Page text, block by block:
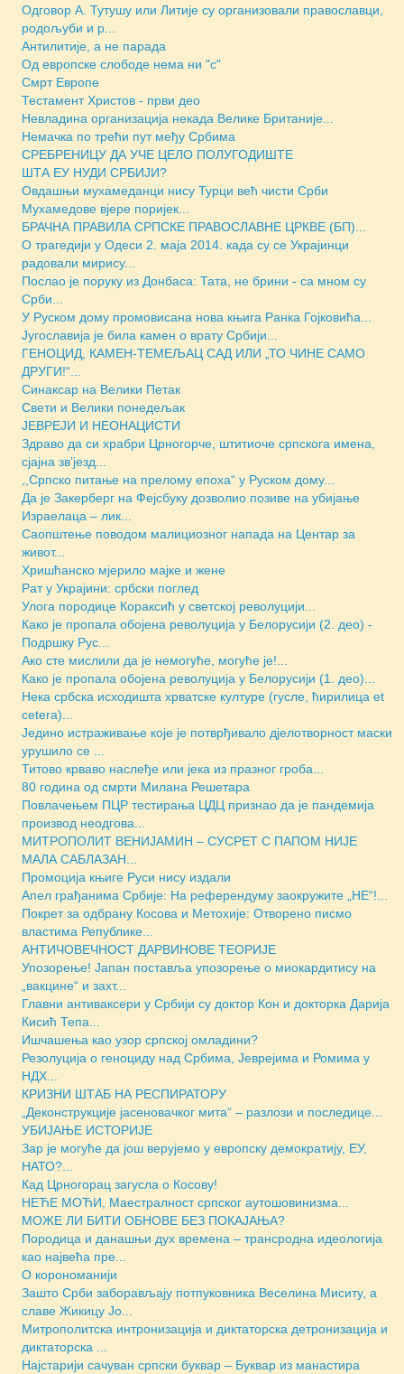
Одговор А. Тутушу или Литије су организовали православци,
родољуби и р...
Антилитије, а не парада
Oд европске слободе нема ни "с"
Смрт Европе
Тестамент Христов - први део
Невладина организација некада Велике Британије...
Немачка по трећи пут међу Србима
СРЕБРЕНИЦУ ДА УЧЕ ЦЕЛО ПОЛУГОДИШТЕ
ШТА ЕУ НУДИ СРБИЈИ?
Овдашњи мухамеданци нису Турци већ чисти Срби
Мухамедове вјере поријек...
БРАЧНА ПРАВИЛА СРПСКЕ ПРАВОСЛАВНЕ ЦРКВЕ (БП)...
О трагедији у Одеси 2. маја 2014. када су се Украјинци
радовали мирису...
Послао је поруку из Донбаса: Тата, не брини - са мном су
Срби...
У Руском дому промовисана нова књига Ранка Гојковића...
Југославијa је била камен о врату Србији...
ГЕНОЦИД, КАМЕН-ТЕМЕЉАЦ САД ИЛИ „ТО ЧИНЕ САМО
ДРУГИ!“...
Синаксар на Велики Петак
Свети и Велики понедељак
ЈЕВРЕЈИ И НЕОНАЦИСТИ
Здраво да си храбри Црногорче, штитиоче српскога имена,
сјајна зв’језд...
,,Српско питање на прелому епоха“ у Руском дому...
Да је Закерберг на Фејсбуку дозволио позиве на убијање
Израелаца – лик...
Саопштење поводом малициозног напада на Центар за
живот...
Хришћанско мјерило мајке и жене
Рат у Украјини: србски поглед
Улога породице Кораксић у светској револуцији...
Како је пропала обојена револуција у Белорусији (2. део) -
Подршку Рус...
Ако сте мислили да је немогуће, могуће је!...
Како је пропала обојена револуција у Белорусији (1. део)...
Нека србска исходишта хрватске културе (гусле, ћирилица et
cetera)...
Једино истраживање које је потврђивало дјелотворност маски
урушило се ...
Титово крваво наслеђе или јека из празног гроба...
80 година од смрти Милана Решетара
Повлачењем ПЦР тестирања ЦДЦ признао да је пандемија
производ неодгова...
МИТРОПОЛИТ ВЕНИЈАМИН – СУСРЕТ С ПАПОМ НИЈЕ
МАЛА САБЛАЗАН...
Промоција књиге Руси нису издали
Апел грађанима Србије: На референдуму заокружите „НЕ“!...
Покрет за одбрану Косова и Метохије: Отворено писмо
властима Републике...
АНТИЧОВЕЧНОСТ ДАРВИНОВЕ ТЕОРИЈЕ
Упозорење! Јапан поставља упозорење о миокардитису на
„вакцине“ и захт...
Главни антиваксери у Србији су доктор Кон и докторка Дарија
Кисић Тепа...
Ишчашења као узор српској омладини?
Резолуција о геноциду над Србима, Јеврејима и Ромима у
НДХ...
КРИЗНИ ШТАБ НА РЕСПИРАТОРУ
„Деконструкције јасеновачког мита“ – разлози и последице...
УБИЈАЊЕ ИСТОРИЈЕ
Зар је могуће да још верујемо у европску демократију, ЕУ,
НАТО?...
Кад Црногорац загусла о Косову!
НЕЋЕ МОЋИ, Маестралност српског аутошовинизма...
МОЖЕ ЛИ БИТИ ОБНОВЕ БЕЗ ПОКАЈАЊА?
Породица и данашњи дух времена – трансродна идеологија
као највећа пре...
О корономанији
Зашто Срби заборављају потпуковника Веселина Миситу, а
славе Жикицу Јо...
Митрополитска интронизација и диктаторска детронизација и
диктаторска ...
Најстарији сачуван српски буквар – Буквар из манастира